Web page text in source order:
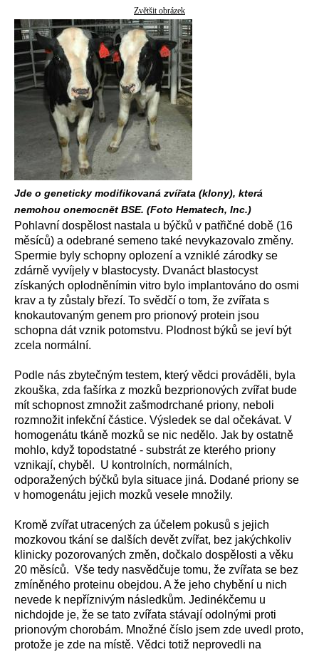
Zvětšit obrázek
Jde o geneticky modifikovaná zvířata (klony), která
nemohou onemocnět BSE. (Foto Hematech, Inc.)
Pohlavní dospělost nastala u býčků v patřičné době (16
měsíců) a odebrané semeno také nevykazovalo změny.
Spermie byly schopny oplození a vzniklé zárodky se
zdárně vyvíjely v blastocysty. Dvanáct blastocyst
získaných oplodněnímin vitro bylo implantováno do osmi
krav a ty zůstaly březí. To svědčí o tom, že zvířata s
knokautovaným genem pro prionový protein jsou
schopna dát vznik potomstvu. Plodnost býků se jeví být
zcela normální.
Podle nás zbytečným testem, který vědci prováděli, byla
zkouška, zda fašírka z mozků bezprionových zvířat bude
mít schopnost zmnožit zašmodrchané priony, neboli
rozmnožit infekční částice. Výsledek se dal očekávat. V
homogenátu tkáně mozků se nic nedělo. Jak by ostatně
mohlo, když topodstatné - substrát ze kterého priony
vznikají, chyběl. U kontrolních, normálních,
odporažených býčků byla situace jiná. Dodané priony se
v homogenátu jejich mozků vesele množily.
Kromě zvířat utracených za účelem pokusů s jejich
mozkovou tkání se dalších devět zvířat, bez jakýchkoliv
klinicky pozorovaných změn, dočkalo dospělosti a věku
20 měsíců. Vše tedy nasvědčuje tomu, že zvířata se bez
zmíněného proteinu obejdou. A že jeho chybění u nich
nevede k nepříznivým následkům. Jedinékčemu u
nichdojde je, že se tato zvířata stávají odolnými proti
prionovým chorobám. Množné číslo jsem zde uvedl proto,
protože je zde na místě. Vědci totiž neprovedli na